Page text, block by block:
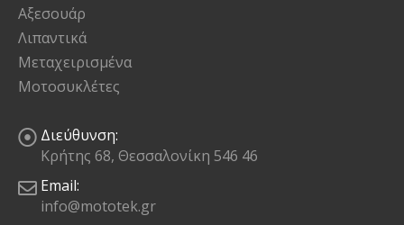
Αξεσουάρ
Λιπαντικά
Μεταχειρισμένα
Μοτοσυκλέτες
Διεύθυνση:
Κρήτης 68, Θεσσαλονίκη 546 46
Email:
info@mototek.gr